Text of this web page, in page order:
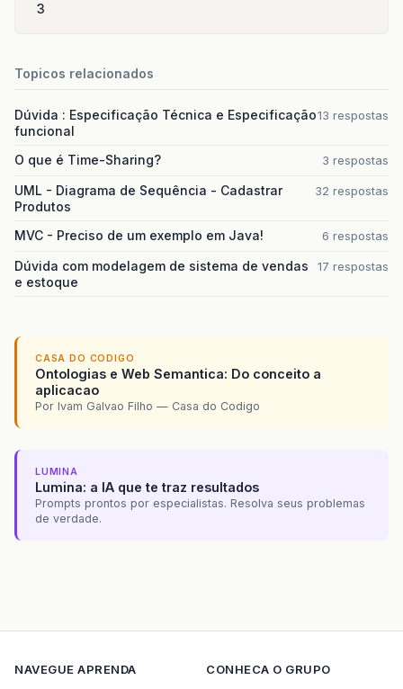
3
Topicos relacionados
Dúvida : Especificação Técnica e Especificação
funcional
13 respostas
O que é Time-Sharing? 3 respostas
UML - Diagrama de Sequência - Cadastrar
Produtos
32 respostas
MVC - Preciso de um exemplo em Java! 6 respostas
Dúvida com modelagem de sistema de vendas
e estoque
17 respostas
CASA DO CODIGO
Ontologias e Web Semantica: Do conceito a
aplicacao
Por Ivam Galvao Filho — Casa do Codigo
LUMINA
Lumina: a IA que te traz resultados
Prompts prontos por especialistas. Resolva seus problemas
de verdade.
NAVEGUE APRENDA CONHECA O GRUPO